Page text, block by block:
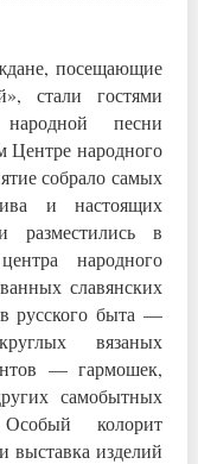
посещающие
стали гостями
песни
Центре народного
собрало самых
и настоящих
разместились в
народного
славянских
русского быта —
вязаных
— гармошек,
самобытных
колорит
выставка изделий